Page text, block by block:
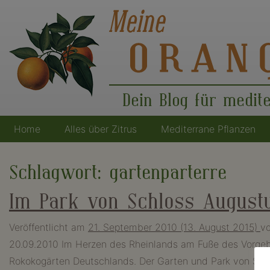
Dein Blog für
Hauptnavigation
Home Alles über Zitrus Mediterrane Pflanzen
Schlagwort: gartenparterre
Im Park von Schloss
Veröffentlicht am 21. September 2010 (13. August 2015)
20.09.2010 Im Herzen des Rheinlands am Fuße des
Rokokogärten Deutschlands. Der Garten und Park von